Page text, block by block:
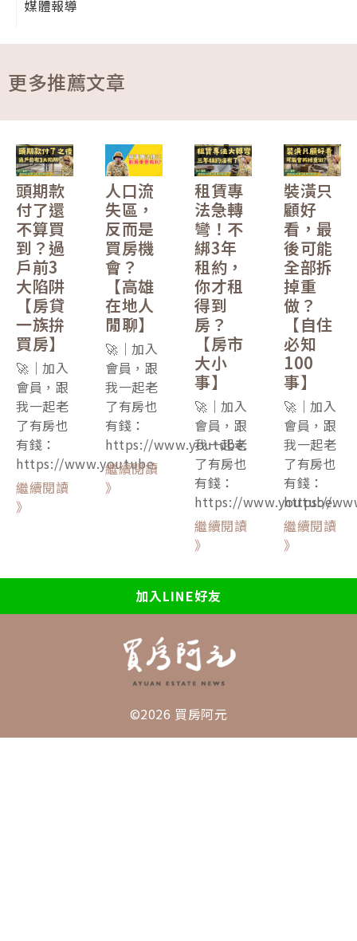
媒體報導
更多推薦文章
頭期款
付了還
不算買
到？過
戶前3
大陷阱
【房貸
一族拚
買房】
🚀｜加入
會員，跟
我一起老
了有房也
有錢：
https://www.youtube.
繼續閱讀
》
人口流
失區，
反而是
買房機
會？
【高雄
在地人
閒聊】
🚀｜加入
會員，跟
我一起老
了有房也
有錢：
https://www.youtube.
繼續閱讀
》
租賃專
法急轉
彎！不
綁3年
租約，
你才租
得到
房？
【房市
大小
事】
🚀｜加入
會員，跟
我一起老
了有房也
有錢：
https://www.youtube.
繼續閱讀
》
裝潢只
顧好
看，最
後可能
全部拆
掉重
做？
【自住
必知
100
事】
🚀｜加入
會員，跟
我一起老
了有房也
有錢：
https://
繼續閱讀
》
加入LINE好友
©2026 買房阿元